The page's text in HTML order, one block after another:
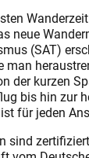
neue
(SAT)
man
der kurzen
bis hin zur
für jeden
sind